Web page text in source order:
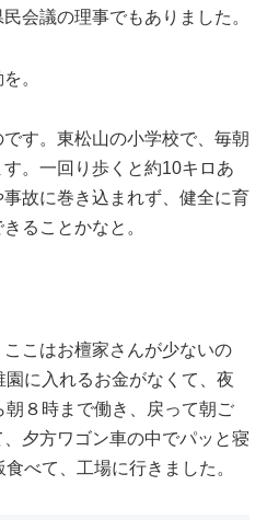
会議の理事でもありました。
。
す。東松山の小学校で、毎朝
。一回り歩くと約10キロあ
故に巻き込まれず、健全に育
ることかなと。
こはお檀家さんが少ないの
に入れるお金がなくて、夜
８時まで働き、戻って朝ご
夕方ワゴン車の中でパッと寝
べて、工場に行きました。